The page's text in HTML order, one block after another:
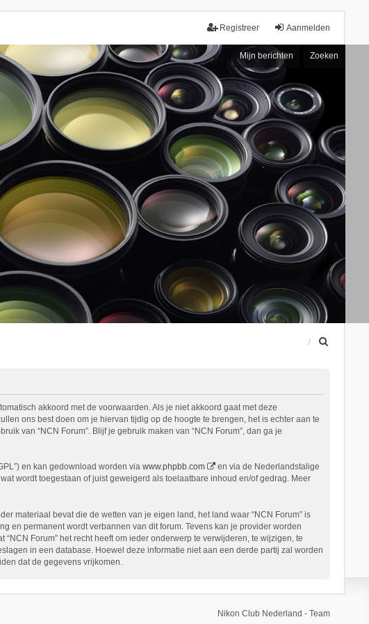
Aanmelden
Registreer
Mijn berichten Zoeken
akkoord met de voorwaarden. Als je niet akkoord gaat met deze
ons best doen om je hiervan tijdig op de hoogte te brengen, het is echter aan te
van “NCN Forum”. Blijf je gebruik maken van “NCN Forum”, dan ga je
en kan gedownload worden via www.phpbb.com
en via de Nederlandstalige
wordt toegestaan of juist geweigerd als toelaatbare inhoud en/of gedrag. Meer
materiaal bevat die de wetten van je eigen land, het land waar “NCN Forum” is
en permanent wordt verbannen van dit forum. Tevens kan je provider worden
Forum” het recht heeft om ieder onderwerp te verwijderen, te wijzigen, te
in een database. Hoewel deze informatie niet aan een derde partij zal worden
dat de gegevens vrijkomen.
Nikon Club Nederland - Team